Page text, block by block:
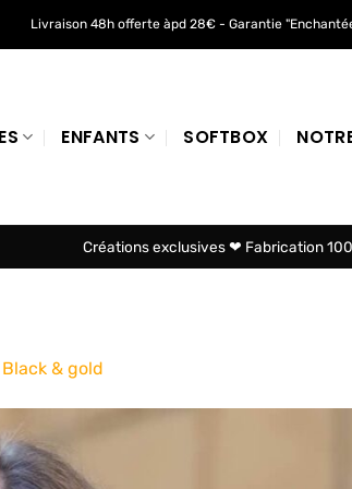
Livraison 48h offerte àpd 28€ - Garantie
ENFANTS SOFTBOX
Créations exclusives ❤ Fabrication
& gold